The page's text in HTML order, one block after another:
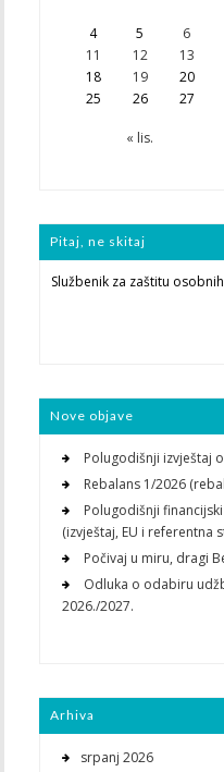
« lis.
4
5 6
11
12 13
18
19 20
25
26 27
Pitaj, ne skitaj
Službenik za zaštitu
Nove objave
Polugodišnji izvještaj
Rebalans 1/2026
Polugodišnji
(izvještaj, EU i referentna
Počivaj u miru, dragi
Odluka o odabiru
2026./2027.
Arhiva
srpanj 2026